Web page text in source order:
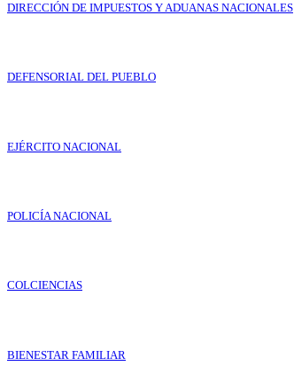
DIRECCIÓN DE IMPUESTOS Y ADUANAS NACIONALES
DEFENSORIAL DEL PUEBLO
EJÉRCITO NACIONAL
POLICÍA NACIONAL
COLCIENCIAS
BIENESTAR FAMILIAR